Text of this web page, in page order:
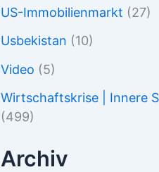
US-Immobilienmarkt (27)
Usbekistan (10)
Video (5)
Wirtschaftskrise | Innere
(499)
Archiv